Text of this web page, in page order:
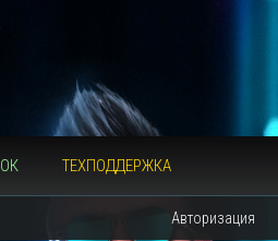
ТЕХПОДДЕРЖКА
Авторизация